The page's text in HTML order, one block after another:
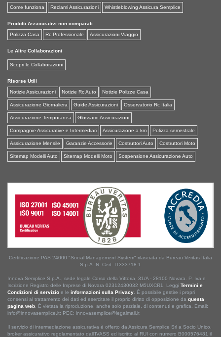
Come funziona
Reclami Assicurazioni Whistleblowing Assicura Semplice
Prodotti Assicurativi non comparati
Polizza Casa
Rc Professionale Assicurazioni Viaggio
Le Altre Collaborazioni
Scopri le Collaborazioni
Risorse Utili
Notizie Assicurazioni
Notizie Rc Auto Notizie Polizze Casa
Assicurazione Giornaliera Guide Assicurazioni Osservatorio Rc Italia
Assicurazione Temporanea Glossario Assicurazioni
Compagnie Assicurative e Intermediari Assicurazione a km Polizza semestrale
Assicurazione Mensile Garanzie Accessorie Costruttori Auto Costruttori Moto
Sitemap Modelli Auto Sitemap Modelli Moto Sospensione Assicurazione Auto
Certificazione PAS 24000 "Social Management System" rilasciata da Bureau Veritas Italia
S.p.A. N. Cert. IT333718-1
Innova Semplice S.p.A., sede legale Corso della Vittoria, 31/A - 28100 Novara. P. Iva e
Iscrizione Registro delle Imprese di Novara 02312430032 M5UXCR1. Leggi Termini e
Condizioni di servizio e le informazioni sulla Privacy. È possibile gestire i propri
consensi al trattamento dei dati ed esercitare il proprio diritto di opposizione da questa
pagina web. È vietata la riproduzione, anche solo parziale, di contenuti e grafica. Email:
info@innovasemplice.it; PEC: innovasemplice@legalmail.it
Il servizio di intermediazione assicurativa è offerto da Assicura Semplice Srl a Socio Unico,
broker assicurativo regolamentato dall'IVASS ed iscritto al RUI con numero B000576481 il